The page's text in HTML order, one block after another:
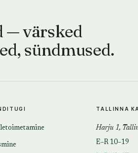
— värsked
sündmused.
TALLINNA
Harju 1,
E–R 10–19